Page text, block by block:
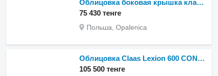
Облицовка боковая крышка клапана для зерноуборочного комбайна Claas Dominator Mega
75 430 тенге
Польша, Opalenica
Облицовка Claas Lexion 600 CONSOLE 0006673112 (Привод уборочного аппарата, без для зерноуборочного комбайна Claas Lexion 600
105 500 тенге